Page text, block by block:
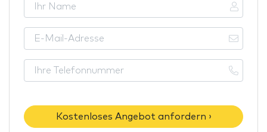
Kostenloses Angebot anfordern ›